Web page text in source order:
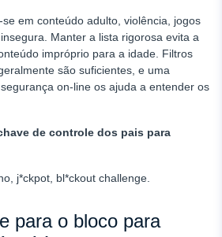
em conteúdo adulto, violência, jogos
Manter a lista rigorosa evita a
impróprio para a idade. Filtros
são suficientes, e uma
on-line os ajuda a entender os
de controle dos pais para
j*ckpot, bl*ckout challenge.
para o bloco para